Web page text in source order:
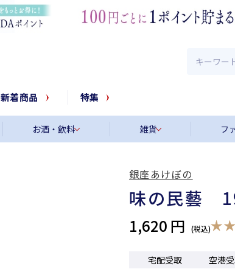
新着商品 特集
お酒・飲料 雑貨 フ
味の民藝
1,620 円
宅配受取 空港
銀座あけぼの